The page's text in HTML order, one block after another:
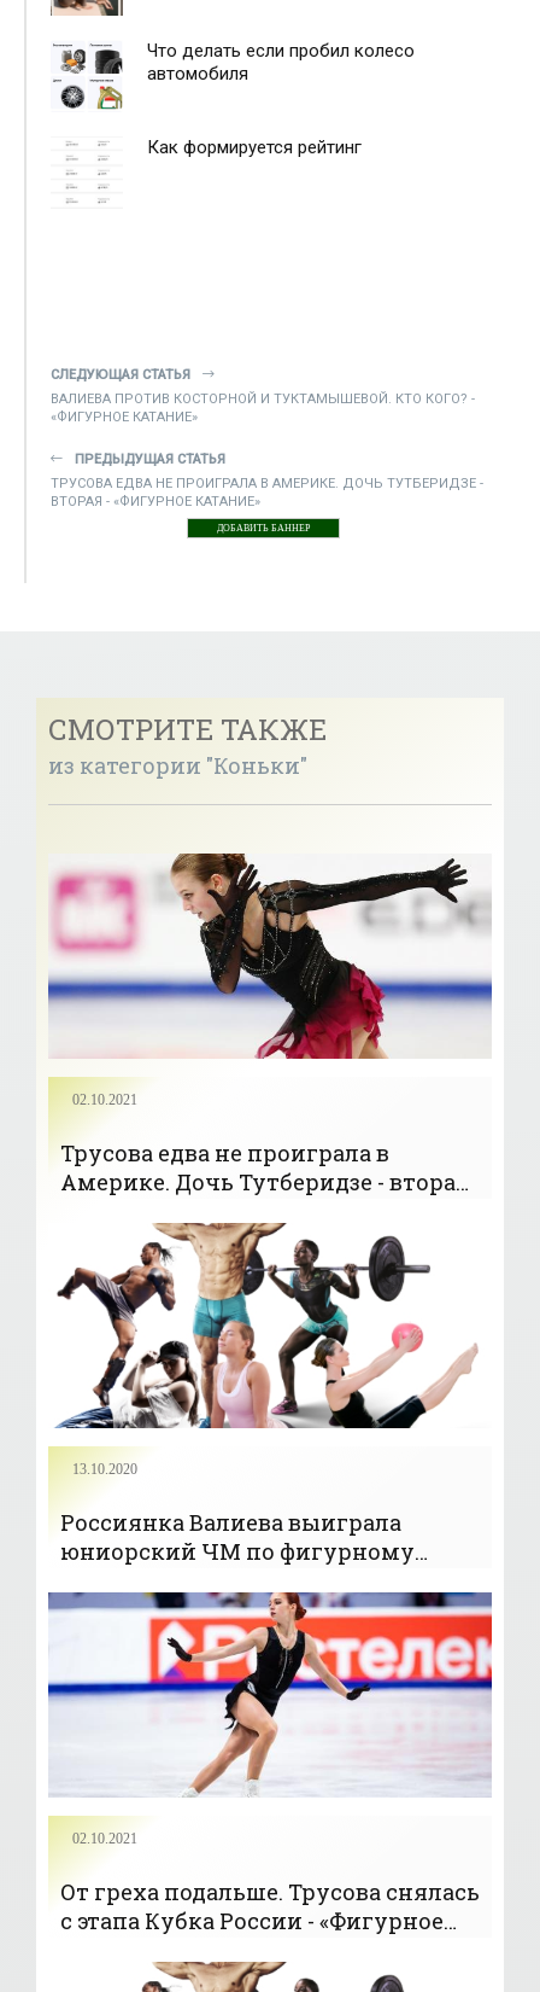
Что делать если пробил колесо
автомобиля
Как формируется рейтинг
СЛЕДУЮЩАЯ СТАТЬЯ
ВАЛИЕВА ПРОТИВ КОСТОРНОЙ И ТУКТАМЫШЕВОЙ. КТО КОГО? -
«ФИГУРНОЕ КАТАНИЕ»
ПРЕДЫДУЩАЯ СТАТЬЯ
ТРУСОВА ЕДВА НЕ ПРОИГРАЛА В АМЕРИКЕ. ДОЧЬ ТУТБЕРИДЗЕ -
ВТОРАЯ - «ФИГУРНОЕ КАТАНИЕ»
ДОБАВИТЬ БАННЕР
СМОТРИТЕ ТАКЖЕ
из категории "Коньки"
02.10.2021
Трусова едва не проиграла в
Америке. Дочь Тутберидзе - вторая
13.10.2020
Россиянка Валиева выиграла
юниорский ЧМ по фигурному
02.10.2021
От греха подальше. Трусова снялась
с этапа Кубка России - «Фигурное